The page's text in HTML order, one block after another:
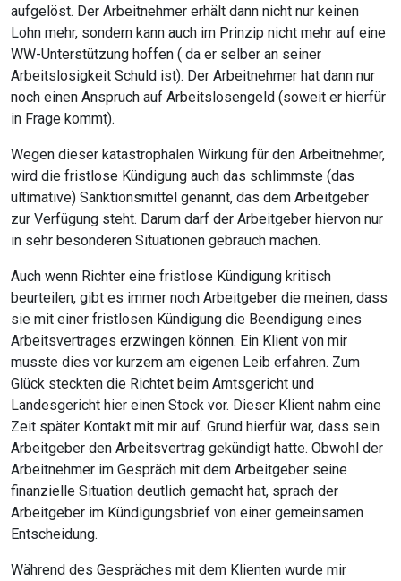
aufgelöst. Der Arbeitnehmer erhält dann nicht nur keinen
Lohn mehr, sondern kann auch im Prinzip nicht mehr auf eine
WW-Unterstützung hoffen ( da er selber an seiner
Arbeitslosigkeit Schuld ist). Der Arbeitnehmer hat dann nur
noch einen Anspruch auf Arbeitslosengeld (soweit er hierfür
in Frage kommt).
Wegen dieser katastrophalen Wirkung für den Arbeitnehmer,
wird die fristlose Kündigung auch das schlimmste (das
ultimative) Sanktionsmittel genannt, das dem Arbeitgeber
zur Verfügung steht. Darum darf der Arbeitgeber hiervon nur
in sehr besonderen Situationen gebrauch machen.
Auch wenn Richter eine fristlose Kündigung kritisch
beurteilen, gibt es immer noch Arbeitgeber die meinen, dass
sie mit einer fristlosen Kündigung die Beendigung eines
Arbeitsvertrages erzwingen können. Ein Klient von mir
musste dies vor kurzem am eigenen Leib erfahren. Zum
Glück steckten die Richtet beim Amtsgericht und
Landesgericht hier einen Stock vor. Dieser Klient nahm eine
Zeit später Kontakt mit mir auf. Grund hierfür war, dass sein
Arbeitgeber den Arbeitsvertrag gekündigt hatte. Obwohl der
Arbeitnehmer im Gespräch mit dem Arbeitgeber seine
finanzielle Situation deutlich gemacht hat, sprach der
Arbeitgeber im Kündigungsbrief von einer gemeinsamen
Entscheidung.
Während des Gespräches mit dem Klienten wurde mir